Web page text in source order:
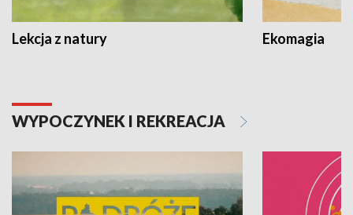
Lekcja z natury Ekomagia
WYPOCZYNEK I REKREACJA